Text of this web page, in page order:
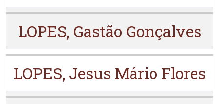
LOPES, Gastão Gonçalves
LOPES, Jesus Mário Flores